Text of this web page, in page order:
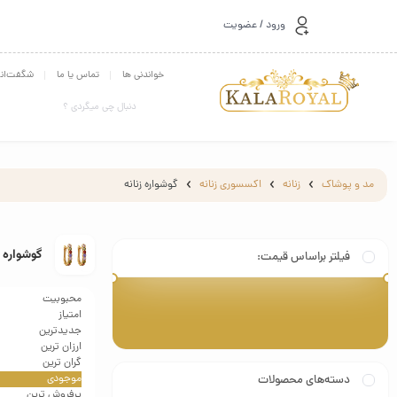
ورود / عضویت
خواندنی ها تماس یا ما
مد و پوشاک زنانه اکسسوری زنانه گوشواره زنانه
فیلتر براساس قیمت:
دسته‌های محصولات
گوشواره
محبوبیت
امتیاز
جدیدترین
ارزان ترین
گران ترین
موجودی